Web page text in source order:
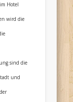
Hotel
wird die
sind die
und